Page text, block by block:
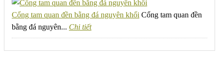
Cổng tam quan đền bằng đá nguyên khối Cổng tam quan đền
bằng đá nguyên... Chi tiết